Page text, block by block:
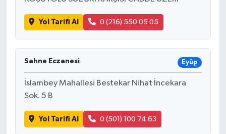
Yol Tarifi Al 0 (216) 550 05 05
Sahne Eczanesi Eyüp
İslambey Mahallesi Bestekar Nihat İncekara
Sok. 5 B
Yol Tarifi Al 0 (501) 100 74 63